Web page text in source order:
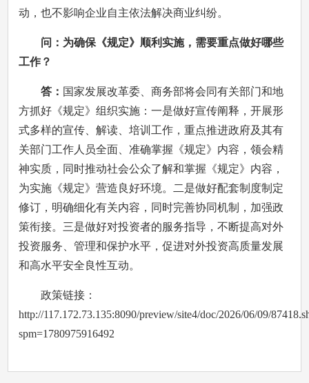
动，也不影响企业自主依法解决商业纠纷。
问：为确保《规定》顺利实施，需要重点做好哪些
工作？
答： 国家发展改革委、商务部将会同有关部门和地
方抓好《规定》组织实施：一是做好宣传阐释，开展形
式多样的宣传、解读、培训工作，重点推进政府及其有
关部门工作人员全面、准确掌握《规定》内容，领会精
神实质，同时推动社会公众了解和掌握《规定》内容，
为实施《规定》营造良好环境。二是做好配套制度制定
修订，明确细化有关内容，同时完善协同机制，加强政
策衔接。三是做好对投资者的服务指导，不断提高对外
投资服务、管理和保护水平，促进对外投资高质量发展
和高水平安全良性互动。
政策链接：
http://117.172.73.135:8090/preview/site4/doc/2026/06/09/
spm=1780975916492